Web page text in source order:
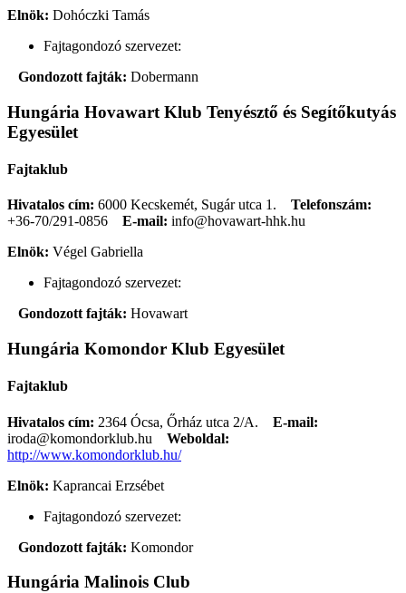
Elnök: Dohóczki Tamás
Fajtagondozó szervezet:
Gondozott fajták: Dobermann
Hungária Hovawart Klub Tenyésztő és Segítőkutyás
Egyesület
Fajtaklub
Hivatalos cím: 6000 Kecskemét, Sugár utca 1. Telefonszám:
+36-70/291-0856
E-mail: info@hovawart-hhk.hu
Elnök: Végel Gabriella
Fajtagondozó szervezet:
Gondozott fajták: Hovawart
Hungária Komondor Klub Egyesület
Fajtaklub
Hivatalos cím: 2364 Ócsa, Őrház utca 2/A. E-mail:
iroda@komondorklub.hu
Weboldal:
http://www.komondorklub.hu/
Elnök: Kaprancai Erzsébet
Fajtagondozó szervezet:
Gondozott fajták: Komondor
Hungária Malinois Club